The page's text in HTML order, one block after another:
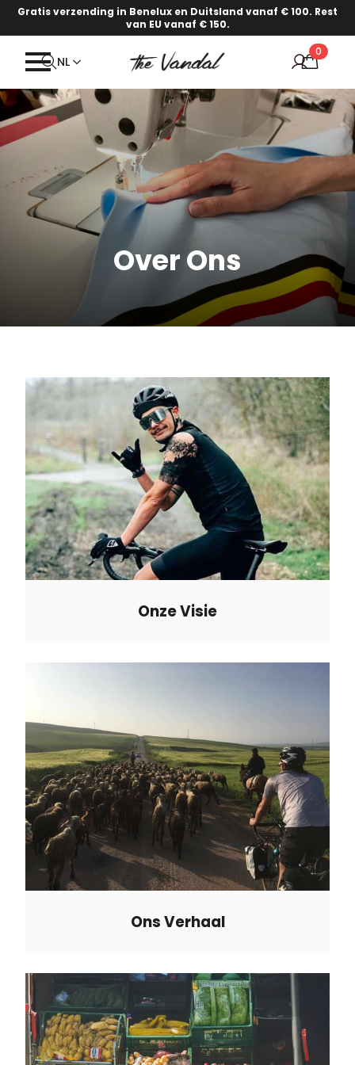
Gratis verzending in Benelux en Duitsland vanaf € 100. Rest
van EU vanaf € 150.
NL
0
Over Ons
Onze Visie
Ons Verhaal